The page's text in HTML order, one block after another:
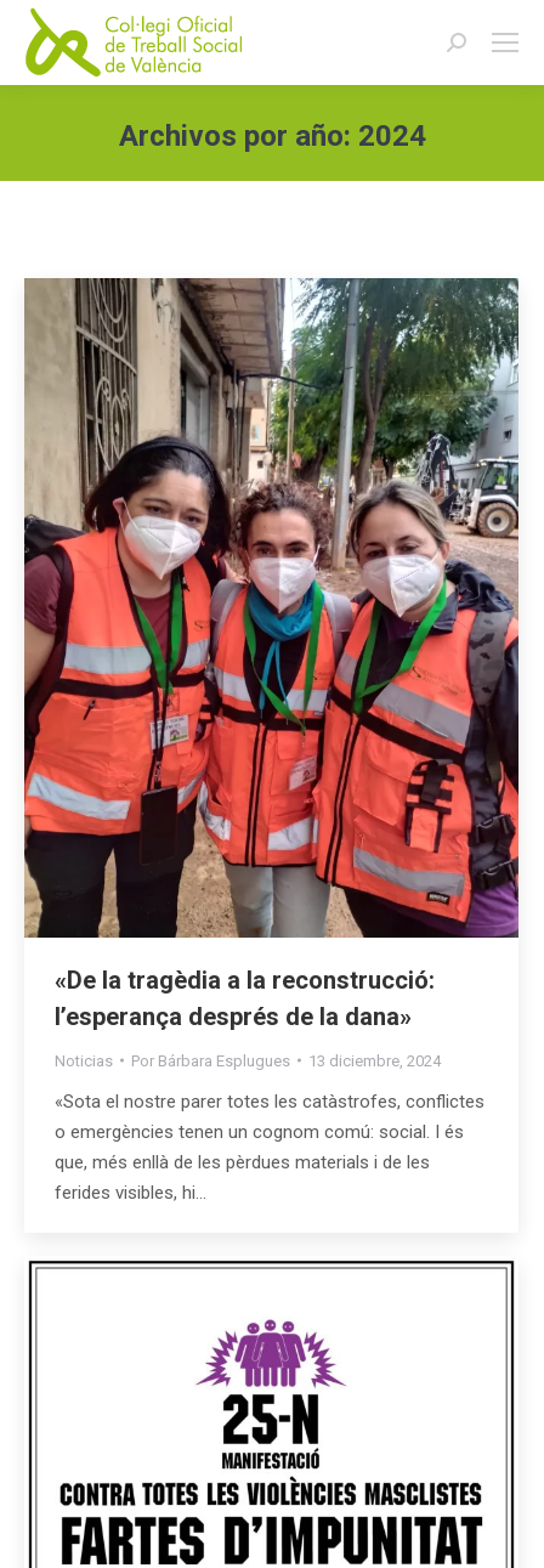
Buscar:
Archivos por año: 2024
«De la tragèdia a la reconstrucció:
l’esperança després de la dana»
Noticias Por Bárbara Esplugues 13 diciembre, 2024
«Sota el nostre parer totes les catàstrofes, conflictes
o emergències tenen un cognom comú: social. I és
que, més enllà de les pèrdues materials i de les
ferides visibles, hi…